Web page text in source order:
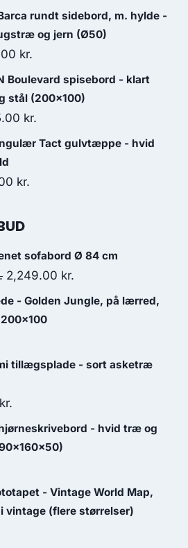
rundt sidebord, m. hylde -
og jern (Ø50)
kr.
Boulevard spisebord - klart
stål (200x100)
kr.
Tact gulvtæppe - hvid
kr.
sofabord Ø 84 cm
2,249.00 kr.
- Golden Jungle, på lærred,
tillægsplade - sort asketræ
kr.
- hvid træ og
- Vintage World Map,
vintage (flere størrelser)